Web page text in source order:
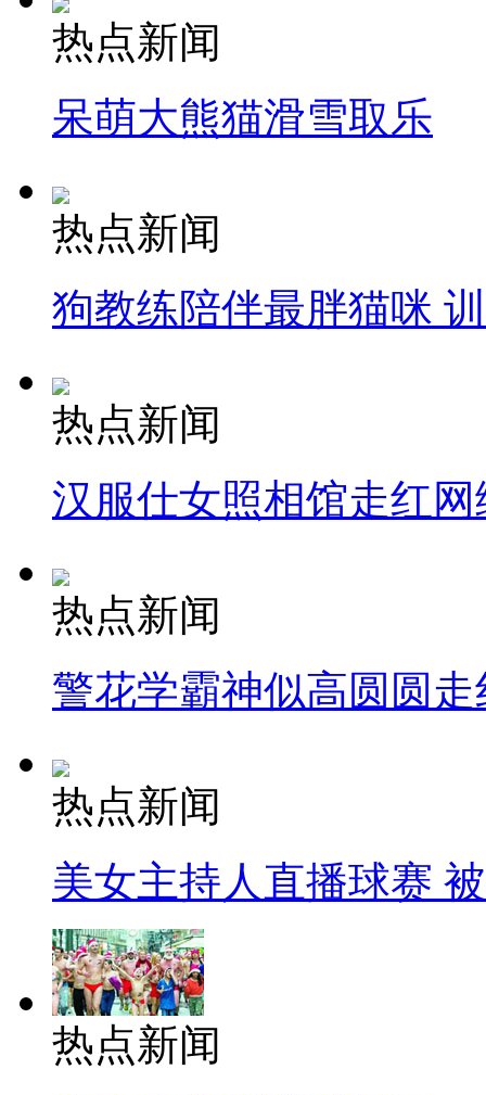
热点新闻
呆萌大熊猫滑雪取乐
热点新闻
狗教练陪伴最胖猫咪
热点新闻
汉服仕女照相馆走红网
热点新闻
警花学霸神似高圆圆走
热点新闻
美女主持人直播球赛
热点新闻